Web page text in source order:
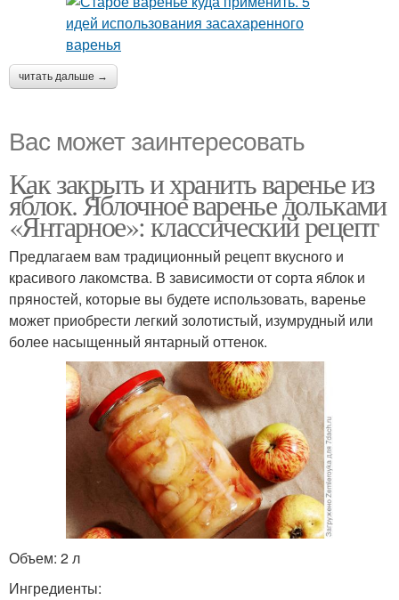
читать дальше →
Вас может заинтересовать
Как закрыть и хранить варенье из
яблок. Яблочное варенье дольками
«Янтарное»: классический рецепт
Предлагаем вам традиционный рецепт вкусного и
красивого лакомства. В зависимости от сорта яблок и
пряностей, которые вы будете использовать, варенье
может приобрести легкий золотистый, изумрудный или
более насыщенный янтарный оттенок.
Объем: 2 л
Ингредиенты: